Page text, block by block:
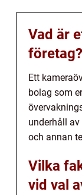
Vad är
företag?
Ett
bolag som
underhåll
och annan
Vilka
vid val